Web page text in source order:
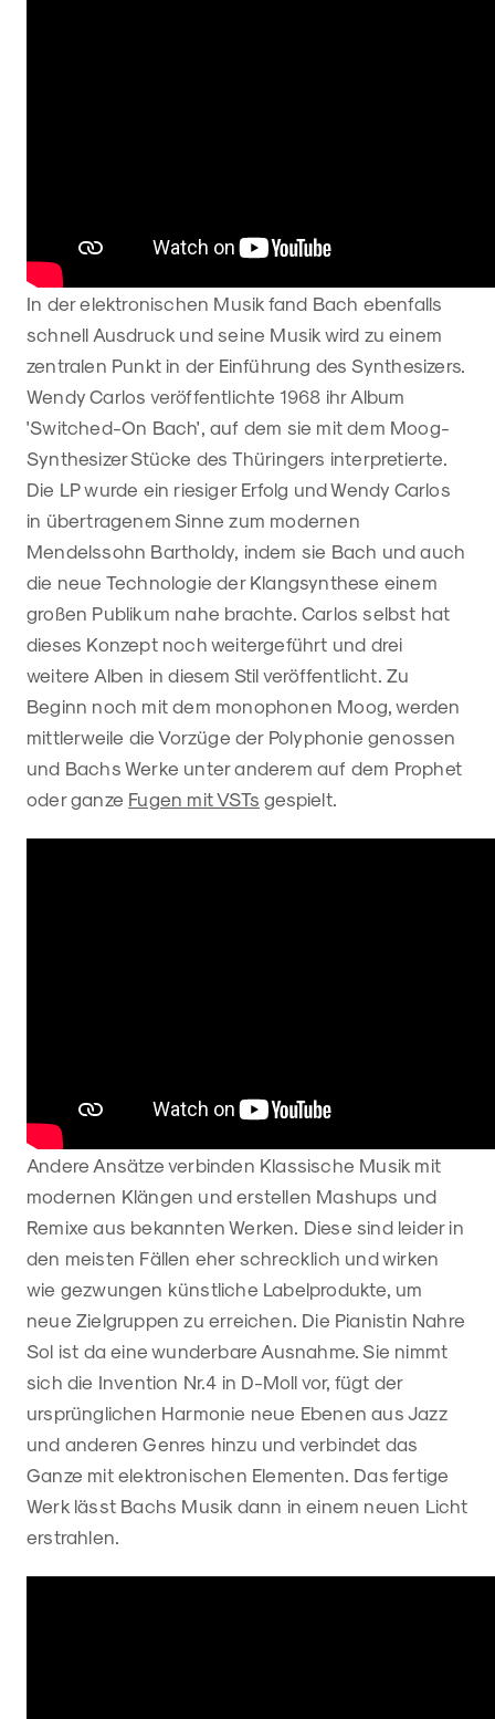
In der elektronischen Musik fand Bach ebenfalls
schnell Ausdruck und seine Musik wird zu einem
zentralen Punkt in der Einführung des Synthesizers.
Wendy Carlos veröffentlichte 1968 ihr Album
'Switched-On Bach', auf dem sie mit dem Moog-
Synthesizer Stücke des Thüringers interpretierte.
Die LP wurde ein riesiger Erfolg und Wendy Carlos
in übertragenem Sinne zum modernen
Mendelssohn Bartholdy, indem sie Bach und auch
die neue Technologie der Klangsynthese einem
großen Publikum nahe brachte. Carlos selbst hat
dieses Konzept noch weitergeführt und drei
weitere Alben in diesem Stil veröffentlicht. Zu
Beginn noch mit dem monophonen Moog, werden
mittlerweile die Vorzüge der Polyphonie genossen
und Bachs Werke unter anderem auf dem Prophet
oder ganze Fugen mit VSTs gespielt.
Andere Ansätze verbinden Klassische Musik mit
modernen Klängen und erstellen Mashups und
Remixe aus bekannten Werken. Diese sind leider in
den meisten Fällen eher schrecklich und wirken
wie gezwungen künstliche Labelprodukte, um
neue Zielgruppen zu erreichen. Die Pianistin Nahre
Sol ist da eine wunderbare Ausnahme. Sie nimmt
sich die Invention Nr.4 in D-Moll vor, fügt der
ursprünglichen Harmonie neue Ebenen aus Jazz
und anderen Genres hinzu und verbindet das
Ganze mit elektronischen Elementen. Das fertige
Werk lässt Bachs Musik dann in einem neuen Licht
erstrahlen.